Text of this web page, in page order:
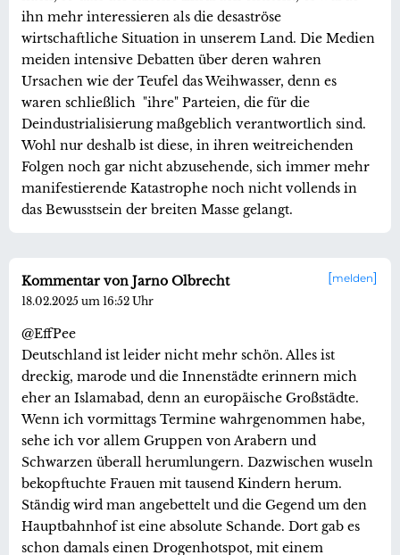
ihn mehr interessieren als die desaströse
wirtschaftliche Situation in unserem Land. Die Medien
meiden intensive Debatten über deren wahren
Ursachen wie der Teufel das Weihwasser, denn es
waren schließlich "ihre" Parteien, die für die
Deindustrialisierung maßgeblich verantwortlich sind.
Wohl nur deshalb ist diese, in ihren weitreichenden
Folgen noch gar nicht abzusehende, sich immer mehr
manifestierende Katastrophe noch nicht vollends in
das Bewusstsein der breiten Masse gelangt.
melden
Kommentar von Jarno Olbrecht
18.02.2025 um 16:52 Uhr
@EffPee
Deutschland ist leider nicht mehr schön. Alles ist
dreckig, marode und die Innenstädte erinnern mich
eher an Islamabad, denn an europäische Großstädte.
Wenn ich vormittags Termine wahrgenommen habe,
sehe ich vor allem Gruppen von Arabern und
Schwarzen überall herumlungern. Dazwischen wuseln
bekopftuchte Frauen mit tausend Kindern herum.
Ständig wird man angebettelt und die Gegend um den
Hauptbahnhof ist eine absolute Schande. Dort gab es
schon damals einen Drogenhotspot, mit einem